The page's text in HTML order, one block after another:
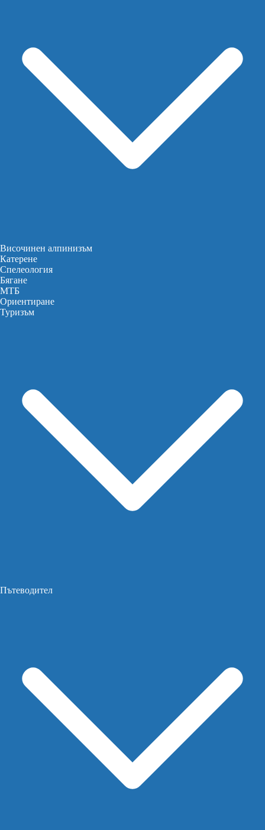
Височинен алпинизъм
Катерене
Спелеология
Бягане
МТБ
Ориентиране
Туризъм
Пътеводител